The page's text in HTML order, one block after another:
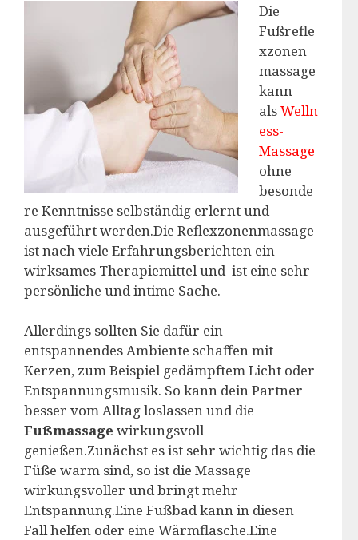
Die
Fußrefle
xzonen
massage
kann
alsWelln
ess-
Massage
ohne
besonde
re Kenntnisse selbständig erlernt und
ausgeführt werden.Die Reflexzonenmassage
ist nach viele Erfahrungsberichten ein
wirksames Therapiemittel und ist eine sehr
persönliche und intime Sache.
Allerdings sollten Sie dafür ein
entspannendes Ambiente schaffen mit
Kerzen, zum Beispiel gedämpftem Licht oder
Entspannungsmusik. So kann dein Partner
besser vom Alltag loslassen und die
Fußmassage wirkungsvoll
genießen.Zunächst es ist sehr wichtig das die
Füße warm sind, so ist die Massage
wirkungsvoller und bringt mehr
Entspannung.Eine Fußbad kann in diesen
Fall helfen oder eine Wärmflasche.Eine